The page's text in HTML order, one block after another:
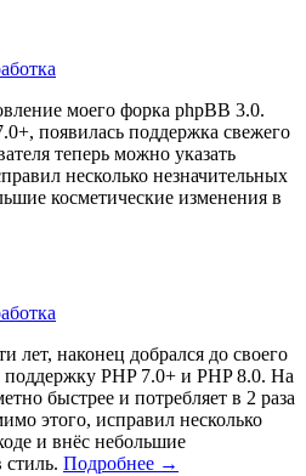
моего форка phpBB 3.0.
появилась поддержка свежего
теперь можно указать
несколько незначительных
косметические изменения в
лет, наконец добрался до своего
PHP 7.0+ и PHP 8.0. На
быстрее и потребляет в 2 раза
этого, исправил несколько
и внёс небольшие
стиль. Подробнее →